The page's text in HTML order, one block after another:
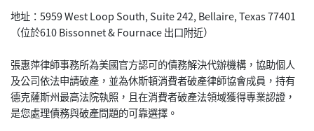
地址：5959 West Loop South, Suite 242, Bellaire, Texas 77401
（位於610 Bissonnet & Fournace 出口附近）
張惠萍律師事務所為美國官方認可的債務解決代辦機構，協助個人
及公司依法申請破產，並為休斯頓消費者破產律師協會成員，持有
德克薩斯州最高法院執照，且在消費者破產法領域獲得專業認證，